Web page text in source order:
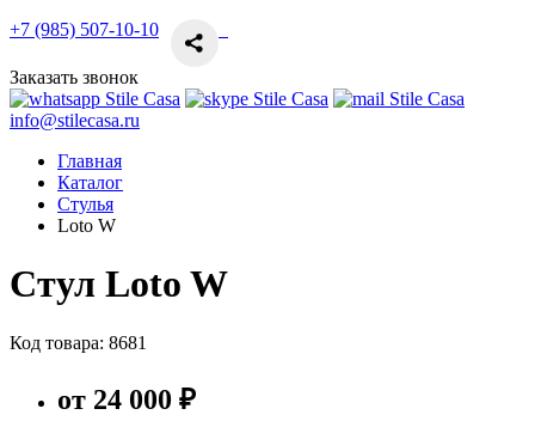
+7 (985) 507-10-10
Заказать звонок
info@stilecasa.ru
Главная
Каталог
Стулья
Loto W
Стул Loto W
Код товара: 8681
от 24 000 ₽